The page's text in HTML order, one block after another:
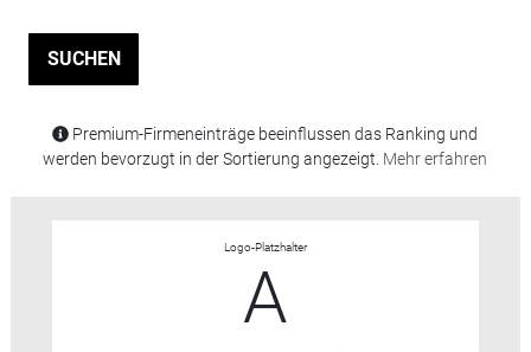
SUCHEN
Premium-Firmeneinträge beeinflussen das Ranking und
werden bevorzugt in der Sortierung angezeigt. Mehr erfahren
Logo-Platzhalter
A